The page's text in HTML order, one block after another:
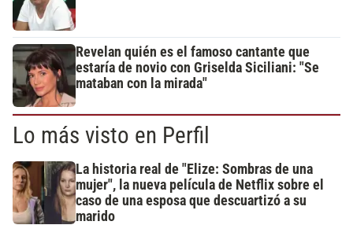
Revelan quién es el famoso cantante que
estaría de novio con Griselda Siciliani: "Se
mataban con la mirada"
Lo más visto en Perfil
La historia real de "Elize: Sombras de una
mujer", la nueva película de Netflix sobre el
caso de una esposa que descuartizó a su
marido